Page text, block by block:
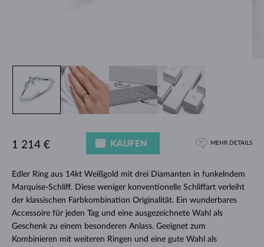
Edler Ring aus 14kt Weißgold mit drei Diamanten in funkelndem
Marquise-Schliff. Diese weniger konventionelle Schliffart verleiht
der klassischen Farbkombination Originalität. Ein wunderbares
Accessoire für jeden Tag und eine ausgezeichnete Wahl als
Geschenk zu einem besonderen Anlass. Geeignet zum
Kombinieren mit weiteren Ringen und eine gute Wahl als
1 214 € KAUFEN MEHR DETAILS